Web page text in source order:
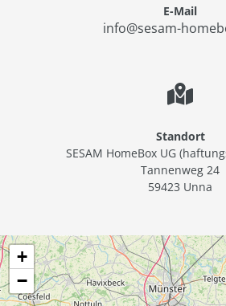
E-Mail
info@sesam-
Standort
SESAM HomeBox UG
Tannenweg 24
59423 Unna
+
−